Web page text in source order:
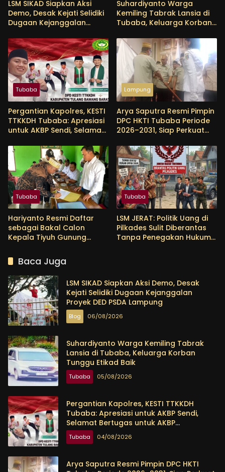
LSM SIKAD Siapkan Aksi
Demo, Desak Kejati Selidiki
Dugaan Kejanggalan
Suhardiyanto Warga
Kemiling Tabrak Lansia di
Tubaba, Keluarga Korban
Tubaba
Pergantian Kapolres, KESTI
TTKKDH Tubaba: Apresiasi
untuk AKBP Sendi, Selamat
Himmawan
Lampung
Arya Saputra Resmi Pimpin
DPC HKTI Tubaba Periode
2026–2031, Siap Perkuat
Tubaba
Hariyanto Resmi Daftar
sebagai Bakal Calon
Kepala Tiyuh Gunung
Pembangunan dan
Tingkatkan Kesejahteraan
Warga
Tubaba
LSM JERAT: Politik Uang di
Pilkades Sulit Diberantas
Tanpa Penegakan Hukum
Baca Juga
LSM SIKAD Siapkan Aksi Demo, Desak
Kejati Selidiki Dugaan Kejanggalan
Proyek DED PSDA Lampung
Blog 06/08/2026
Suhardiyanto Warga Kemiling Tabrak
Lansia di Tubaba, Keluarga Korban
Tunggu Etikad Baik
Tubaba 05/08/2026
Pergantian Kapolres, KESTI TTKKDH
Tubaba: Apresiasi untuk AKBP Sendi,
Selamat Bertugas untuk AKBP
Himmawan
Tubaba 04/08/2026
Arya Saputra Resmi Pimpin DPC HKTI